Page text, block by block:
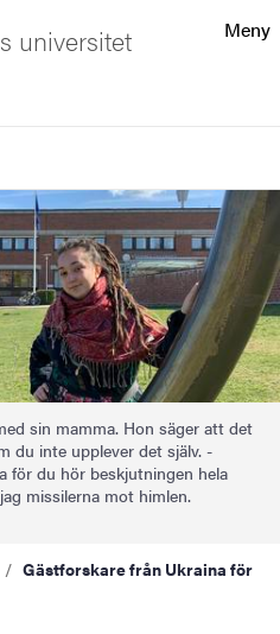
Meny
universitet
sin mamma. Hon säger att det
du inte upplever det själv. -
för du hör beskjutningen hela
missilerna mot himlen.
Gästforskare från Ukraina för